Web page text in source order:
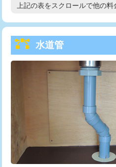
給水管工事※（塩ビ管（VP・HI
給水管工事※（ライニング鋼管・
管・ポリ管・HT管使用/3ｍまで)
給水管工事※（ライニング鋼管
管・ポリ管・HT管使用/3ｍ超え)
排水管工事（土の掘削・埋め戻
排水管工事（排水管工事/3ｍまで
排水管工事（追加 排水管工事/3
高度高圧洗浄換
トーラー機使用/3mまで
追加トーラー機使用/3m超え
止水・漏水調査・防水処理・清掃
理・調整・分解・加工など（軽作
止水・漏水調査・防水処理・清掃
上記の表をスクロールで他の料
水道管